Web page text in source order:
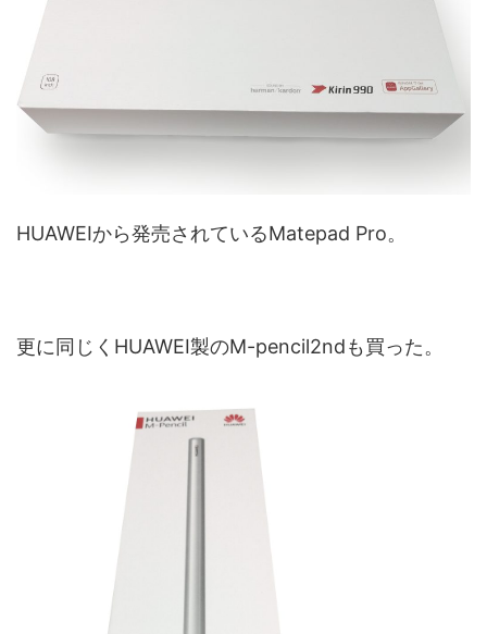
HUAWEIから発売されているMatepad Pro。
更に同じくHUAWEI製のM-pencil2ndも買った。